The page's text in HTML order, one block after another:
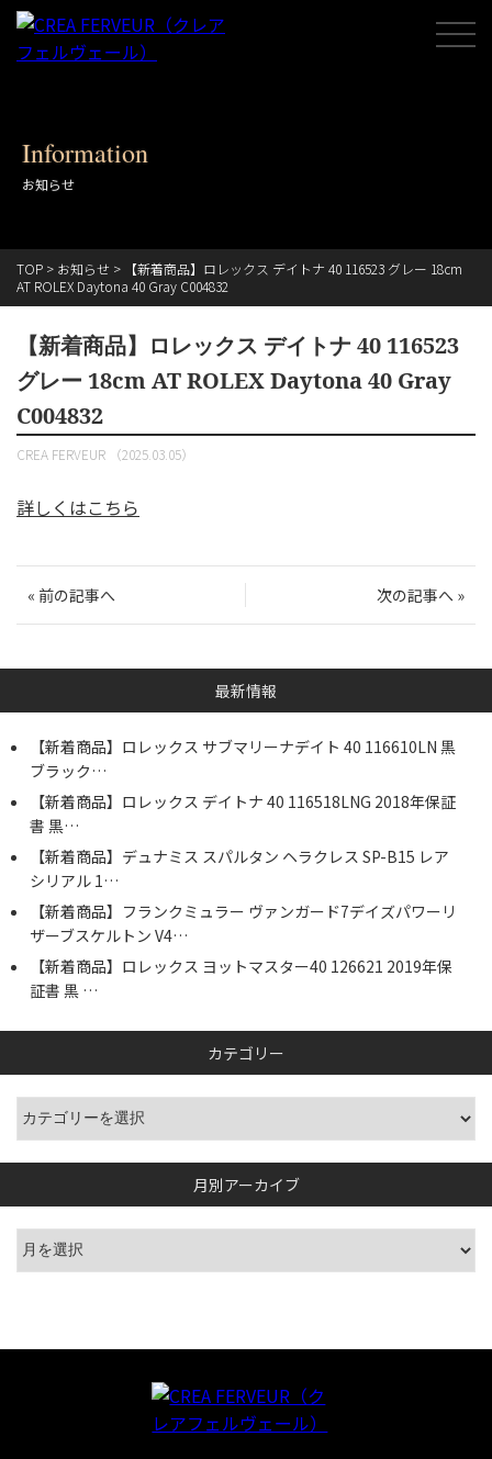
Information
お知らせ
TOP > お知らせ >
【新着商品】ロレックス デイトナ 40 116523 グレー 18cm
AT ROLEX Daytona 40 Gray C004832
【新着商品】ロレックス デイトナ 40 116523
グレー 18cm AT ROLEX Daytona 40 Gray
C004832
CREA FERVEUR （2025.03.05）
詳しくはこちら
« 前の記事へ 次の記事へ »
最新情報
【新着商品】ロレックス サブマリーナデイト 40 116610LN 黒
ブラック…
【新着商品】ロレックス デイトナ 40 116518LNG 2018年保証
書 黒…
【新着商品】デュナミス スパルタン ヘラクレス SP-B15 レア
シリアル 1…
【新着商品】フランクミュラー ヴァンガード7デイズパワーリ
ザーブスケルトン V4…
【新着商品】ロレックス ヨットマスター40 126621 2019年保
証書 黒 …
カテゴリー
月別アーカイブ